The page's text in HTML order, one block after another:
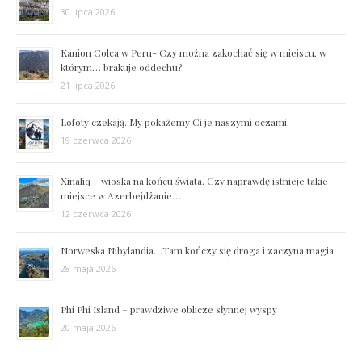
30 lipca 2026
Kanion Colca w Peru- Czy można zakochać się w miejscu, w
którym… brakuje oddechu?
21 lipca 2026
Lofoty czekają. My pokażemy Ci je naszymi oczami.
19 czerwca 2026
Xinaliq – wioska na końcu świata. Czy naprawdę istnieje takie
miejsce w Azerbejdżanie…
12 czerwca 2026
Norweska Nibylandia…Tam kończy się droga i zaczyna magia
28 maja 2026
Phi Phi Island – prawdziwe oblicze słynnej wyspy
20 maja 2026